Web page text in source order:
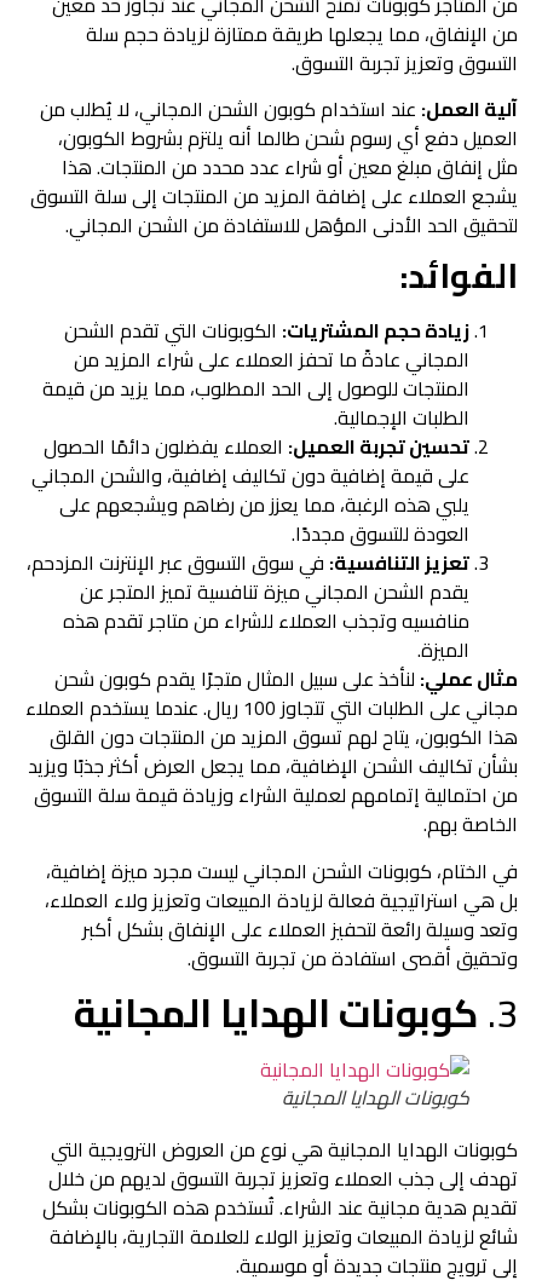
من الإنفاق، مما يجعلها طريقة ممتازة لزيادة حجم سلة
التسوق وتعزيز تجربة التسوق.
آلية العمل:عند استخدام كوبون الشحن المجاني، لا يُطلب من
العميل دفع أي رسوم شحن طالما أنه يلتزم بشروط الكوبون،
مثل إنفاق مبلغ معين أو شراء عدد محدد من المنتجات. هذا
يشجع العملاء على إضافة المزيد من المنتجات إلى سلة التسوق
لتحقيق الحد الأدنى المؤهل للاستفادة من الشحن المجاني.
الفوائد:
زيادة حجم المشتريات:الكوبونات التي تقدم الشحن
المجاني عادةً ما تحفز العملاء على شراء المزيد من
المنتجات للوصول إلى الحد المطلوب، مما يزيد من قيمة
الطلبات الإجمالية.
تحسين تجربة العميل:العملاء يفضلون دائمًا الحصول
على قيمة إضافية دون تكاليف إضافية، والشحن المجاني
يلبي هذه الرغبة، مما يعزز من رضاهم ويشجعهم على
العودة للتسوق مجددًا.
تعزيز التنافسية:في سوق التسوق عبر الإنترنت المزدحم،
يقدم الشحن المجاني ميزة تنافسية تميز المتجر عن
منافسيه وتجذب العملاء للشراء من متاجر تقدم هذه
الميزة.
مثال عملي:لنأخذ على سبيل المثال متجرًا يقدم كوبون شحن
مجاني على الطلبات التي تتجاوز 100 ريال. عندما يستخدم العملاء
هذا الكوبون، يتاح لهم تسوق المزيد من المنتجات دون القلق
بشأن تكاليف الشحن الإضافية، مما يجعل العرض أكثر جذبًا ويزيد
من احتمالية إتمامهم لعملية الشراء وزيادة قيمة سلة التسوق
الخاصة بهم.
في الختام، كوبونات الشحن المجاني ليست مجرد ميزة إضافية،
بل هي استراتيجية فعالة لزيادة المبيعات وتعزيز ولاء العملاء،
وتعد وسيلة رائعة لتحفيز العملاء على الإنفاق بشكل أكبر
وتحقيق أقصى استفادة من تجربة التسوق.
كوبونات الهدايا المجانية
كوبونات الهدايا المجانية
كوبونات الهدايا المجانية هي نوع من العروض الترويجية التي
تهدف إلى جذب العملاء وتعزيز تجربة التسوق لديهم من خلال
تقديم هدية مجانية عند الشراء. تُستخدم هذه الكوبونات بشكل
شائع لزيادة المبيعات وتعزيز الولاء للعلامة التجارية، بالإضافة
إلى ترويج منتجات جديدة أو موسمية.